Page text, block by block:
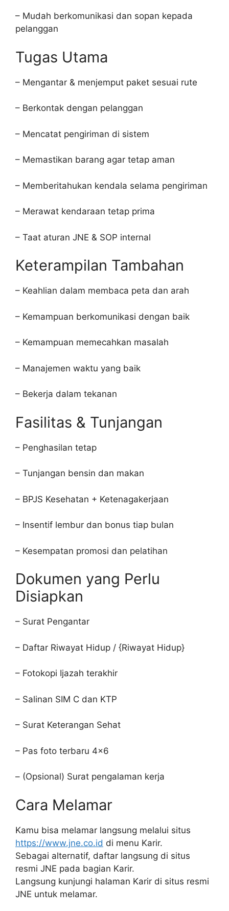
– Mudah berkomunikasi dan sopan kepada
pelanggan
Tugas Utama
– Mengantar & menjemput paket sesuai rute
– Berkontak dengan pelanggan
– Mencatat pengiriman di sistem
– Memastikan barang agar tetap aman
– Memberitahukan kendala selama pengiriman
– Merawat kendaraan tetap prima
– Taat aturan JNE & SOP internal
Keterampilan Tambahan
– Keahlian dalam membaca peta dan arah
– Kemampuan berkomunikasi dengan baik
– Kemampuan memecahkan masalah
– Manajemen waktu yang baik
– Bekerja dalam tekanan
Fasilitas & Tunjangan
– Penghasilan tetap
– Tunjangan bensin dan makan
– BPJS Kesehatan + Ketenagakerjaan
– Insentif lembur dan bonus tiap bulan
– Kesempatan promosi dan pelatihan
Dokumen yang Perlu
Disiapkan
– Surat Pengantar
– Daftar Riwayat Hidup / {Riwayat Hidup}
– Fotokopi Ijazah terakhir
– Salinan SIM C dan KTP
– Surat Keterangan Sehat
– Pas foto terbaru 4×6
– (Opsional) Surat pengalaman kerja
Cara Melamar
Kamu bisa melamar langsung melalui situs
https://www.jne.co.id di menu Karir.
Sebagai alternatif, daftar langsung di situs
resmi JNE pada bagian Karir.
Langsung kunjungi halaman Karir di situs resmi
JNE untuk melamar.